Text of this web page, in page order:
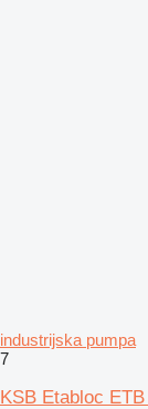
industrijska pumpa
7
KSB Etabloc